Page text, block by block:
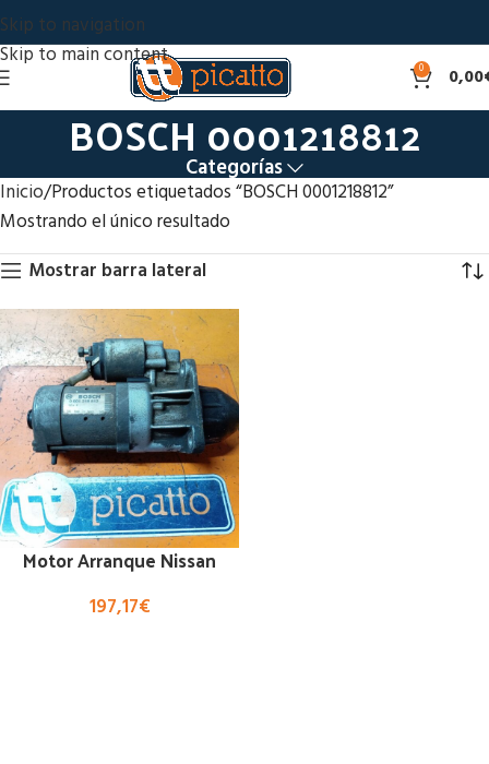
Skip to navigation
Skip to main content
0 0,00
BOSCH 0001218812
Categorías
Inicio Productos etiquetados “BOSCH 0001218812”
Mostrando el único resultado
Mostrar barra lateral
Motor Arranque Nissan
197,17€